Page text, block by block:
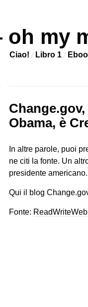
my
Ciao! Libro 1
Obama, è
In altre parole, puoi
ne citi la fonte. Un
presidente americano.
Qui il blog
Fonte: ReadWriteWeb